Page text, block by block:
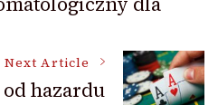
Next Article
hazardu